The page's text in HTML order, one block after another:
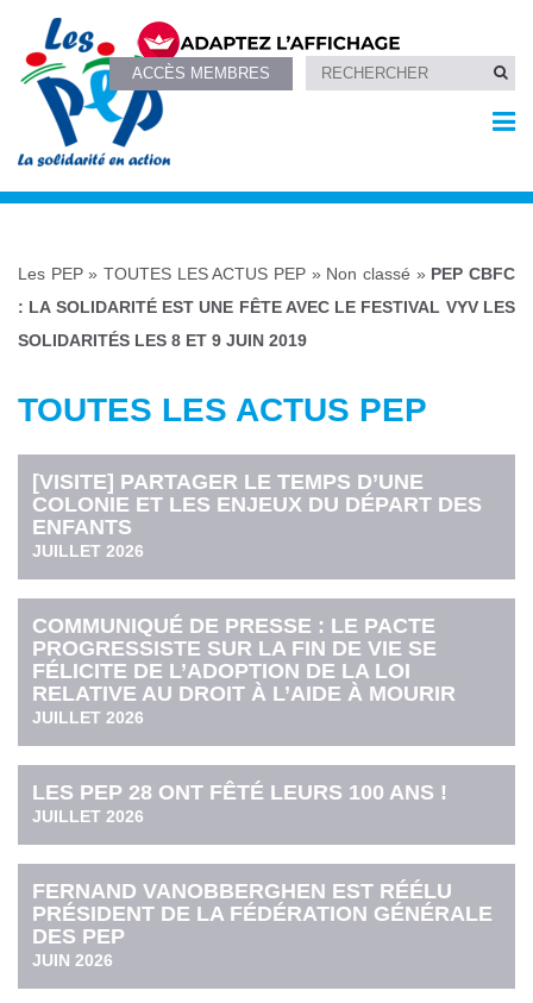
ACCÈS MEMBRES
Les PEP»TOUTES LES ACTUS PEP » Non classé » PEP CBFC
: LA SOLIDARITÉ EST UNE FÊTE AVEC LE FESTIVAL VYV LES
SOLIDARITÉS LES 8 ET 9 JUIN 2019
TOUTES LES ACTUS PEP
[VISITE] PARTAGER LE TEMPS D’UNE
COLONIE ET LES ENJEUX DU DÉPART DES
ENFANTS
JUILLET 2026
COMMUNIQUÉ DE PRESSE : LE PACTE
PROGRESSISTE SUR LA FIN DE VIE SE
FÉLICITE DE L’ADOPTION DE LA LOI
RELATIVE AU DROIT À L’AIDE À MOURIR
JUILLET 2026
LES PEP 28 ONT FÊTÉ LEURS 100 ANS !
JUILLET 2026
FERNAND VANOBBERGHEN EST RÉÉLU
PRÉSIDENT DE LA FÉDÉRATION GÉNÉRALE
DES PEP
JUIN 2026